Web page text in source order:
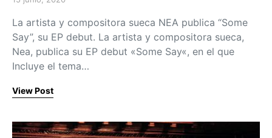
Posted on
La artista y compositora sueca NEA publica “Some
Say”, su EP debut. La artista y compositora sueca,
Nea, publica su EP debut «Some Say«, en el que
Incluye el tema…
View Post